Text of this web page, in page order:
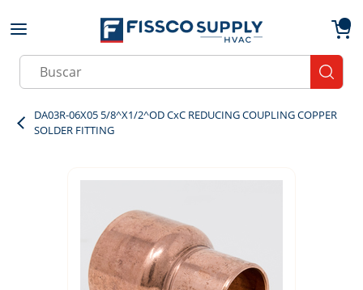
Skip to main content
Site Search
DA03R-06X05 5/8^X1/2^OD CxC REDUCING COUPLING COPPER
SOLDER FITTING